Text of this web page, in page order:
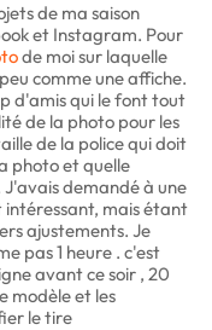
de ma saison
et Instagram. Pour
de moi sur laquelle
comme une affiche.
d'amis qui le font tout
de la photo pour les
de la police qui doit
photo et quelle
demandé à une
mais étant
ajustements. Je
pas 1 heure . c'est
avant ce soir , 20
modèle et les
le tire